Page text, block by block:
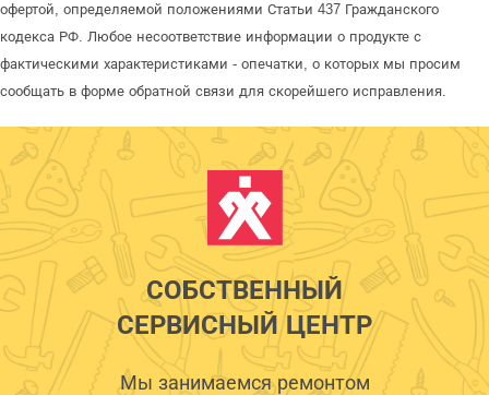
офертой, определяемой положениями Статьи 437 Гражданского
кодекса РФ. Любое несоответствие информации о продукте с
фактическими характеристиками - опечатки, о которых мы просим
сообщать в форме обратной связи для скорейшего исправления.
СОБСТВЕННЫЙ
СЕРВИСНЫЙ ЦЕНТР
Мы занимаемся ремонтом